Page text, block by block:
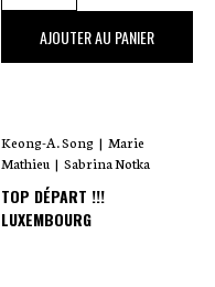
,00 €
AJOUTER AU PANIER
Keong-A. Song | Marie
Mathieu | Sabrina Notka
TOP DÉPART !!!
LUXEMBOURG